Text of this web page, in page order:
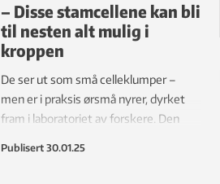
– Disse stamcellene kan bli
til nesten alt mulig i
kroppen
De ser ut som små celleklumper –
men er i praksis ørsmå nyrer, dyrket
fram i laboratoriet av forskere. Den
Publisert 30.01.25